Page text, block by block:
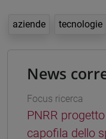
aziende tecnologie
News
Focus ricerca
PNRR
capofila dello